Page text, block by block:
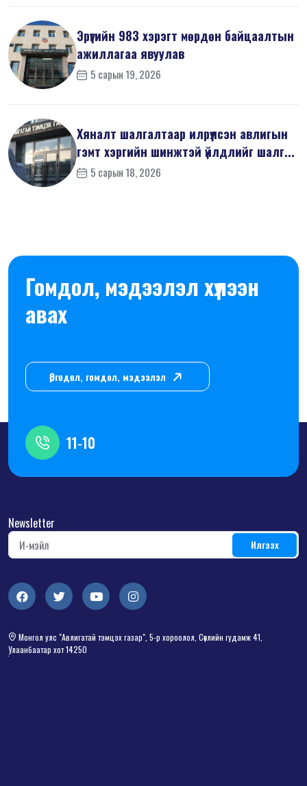
Эрүүгийн 983 хэрэгт мөрдөн байцаалтын
ажиллагаа явуулав
5 сарын 19, 2026
Хяналт шалгалтаар илрүүлсэн авлигын
гэмт хэргийн шинжтэй үйлдлийг шалг...
5 сарын 18, 2026
Гомдол, мэдээлэл хүлээн
авах
Өргөдөл, гомдол, мэдээлэл
11-10
Newsletter
Монгол улс "Авлигатай тэмцэх газар", 5-р хороолол, Сөүлийн гудамж 41,
Улаанбаатар хот 14250